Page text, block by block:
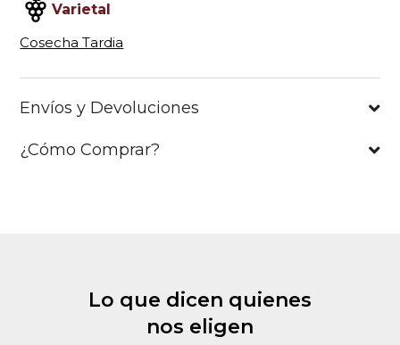
Varietal
Cosecha Tardia
Envíos y Devoluciones
¿Cómo Comprar?
Lo que dicen quienes
nos eligen